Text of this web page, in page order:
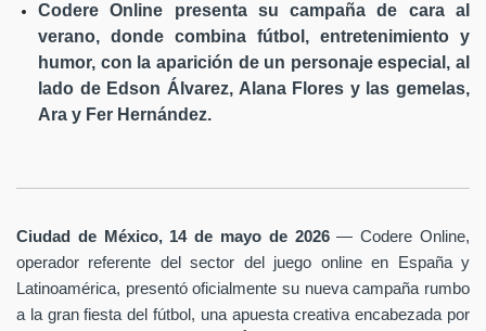
Codere Online presenta su campaña de cara al
verano, donde combina fútbol, entretenimiento y
humor, con la aparición de un personaje especial, al
lado de Edson Álvarez, Alana Flores y las gemelas,
Ara y Fer Hernández.
Ciudad de México, 14 de mayo de 2026— Codere Online,
operador referente del sector del juego online en España y
Latinoamérica, presentó oficialmente su nueva campaña rumbo
a la gran fiesta del fútbol, una apuesta creativa encabezada por